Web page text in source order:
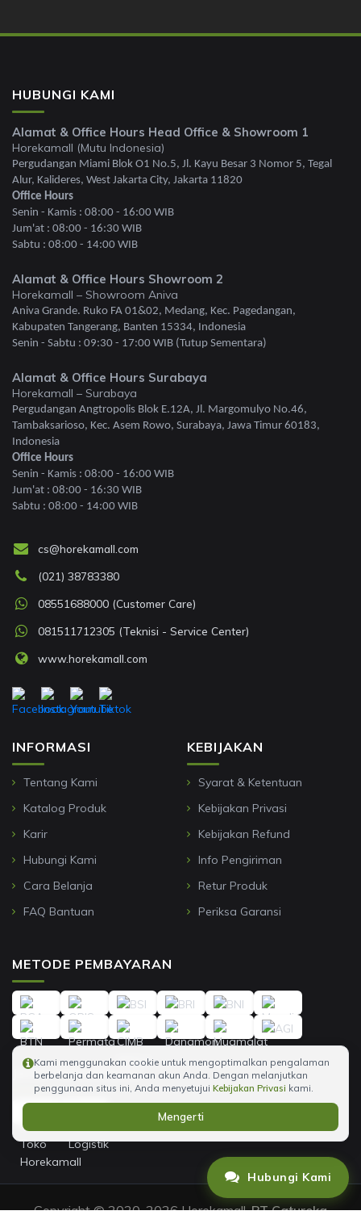
Hubungi Kami
HUBUNGI KAMI
Alamat & Office Hours Head Office & Showroom 1
Horekamall (Mutu Indonesia)
Pergudangan Miami Blok O1 No.5, Jl. Kayu Besar 3 Nomor 5, Tegal
Alur, Kalideres, West Jakarta City, Jakarta 11820
Office Hours
Senin - Kamis : 08:00 - 16:00 WIB
Jum'at : 08:00 - 16:30 WIB
Sabtu : 08:00 - 14:00 WIB
Alamat & Office Hours Showroom 2
Horekamall – Showroom Aniva
Aniva Grande. Ruko FA 01&02, Medang, Kec. Pagedangan,
Kabupaten Tangerang, Banten 15334, Indonesia
Senin - Sabtu : 09:30 - 17:00 WIB (Tutup Sementara)
Alamat & Office Hours Surabaya
Horekamall – Surabaya
Pergudangan Angtropolis Blok E.12A, Jl. Margomulyo No.46,
Tambaksarioso, Kec. Asem Rowo, Surabaya, Jawa Timur 60183,
Indonesia
Office Hours
Senin - Kamis : 08:00 - 16:00 WIB
Jum'at : 08:00 - 16:30 WIB
Sabtu : 08:00 - 14:00 WIB
INFORMASI
Tentang Kami
Katalog Produk
Karir
Hubungi Kami
Cara Belanja
FAQ Bantuan
KEBIJAKAN
Syarat & Ketentuan
Kebijakan Privasi
Kebijakan Refund
Info Pengiriman
Retur Produk
Periksa Garansi
cs@horekamall.com
(021) 38783380
08551688000 (Customer Care)
081511712305 (Teknisi - Service Center)
www.horekamall.com
METODE PEMBAYARAN
JASA PENGIRIMAN
Copyright © 2020-2026 Horekamall,PT Catureka
Kami menggunakan cookie untuk mengoptimalkan pengalaman
berbelanja dan keamanan akun Anda. Dengan melanjutkan
penggunaan situs ini, Anda menyetujui Kebijakan Privasi kami.
Mengerti